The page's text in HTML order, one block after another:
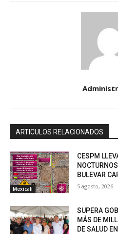
ARTICULOS RELACIONADOS
Mexicali
CESPM
BULEVAR
5 agosto, 2026
SUPERA
MÁS DE
DE SALUD